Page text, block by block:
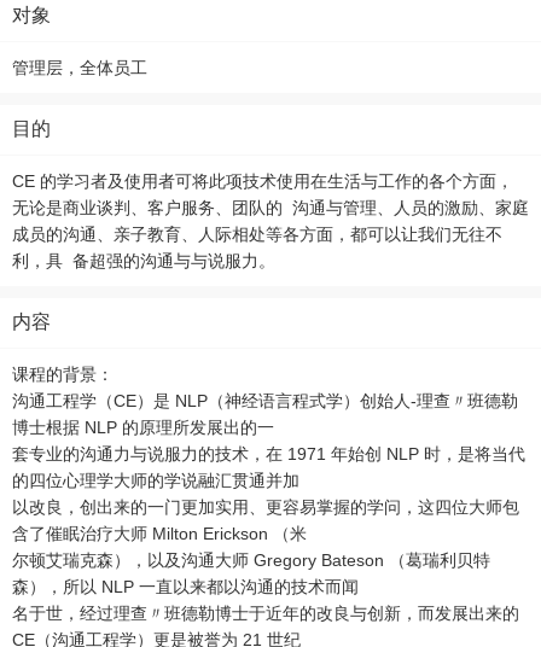
对象
管理层，全体员工
目的
CE 的学习者及使用者可将此项技术使用在生活与工作的各个方面，
无论是商业谈判、客户服务、团队的 沟通与管理、人员的激励、家庭
成员的沟通、亲子教育、人际相处等各方面，都可以让我们无往不
利，具 备超强的沟通与与说服力。
内容
课程的背景：
沟通工程学（CE）是 NLP（神经语言程式学）创始人-理查〃班德勒
博士根据 NLP 的原理所发展出的一
套专业的沟通力与说服力的技术，在 1971 年始创 NLP 时，是将当代
的四位心理学大师的学说融汇贯通并加
以改良，创出来的一门更加实用、更容易掌握的学问，这四位大师包
含了催眠治疗大师 Milton Erickson （米
尔顿艾瑞克森），以及沟通大师 Gregory Bateson （葛瑞利贝特
森），所以 NLP 一直以来都以沟通的技术而闻
名于世，经过理查〃班德勒博士于近年的改良与创新，而发展出来的
CE（沟通工程学）更是被誉为 21 世纪